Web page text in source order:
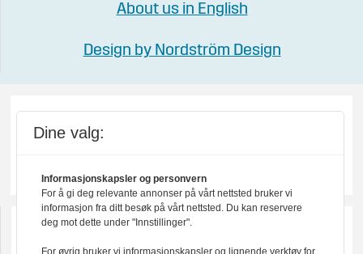
About us in English
Design by Nordström Design
Dine valg:
Informasjonskapsler og personvern
For å gi deg relevante annonser på vårt nettsted bruker vi
informasjon fra ditt besøk på vårt nettsted. Du kan reservere
deg mot dette under "Innstillinger".
For øvrig bruker vi informasjonskapsler og lignende verktøy for